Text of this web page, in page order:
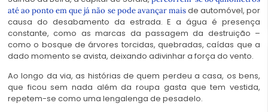
até ao ponto em que já não se pode avançar maisde automóvel, por
causa do desabamento da estrada. E a água é presença
constante, como as marcas da passagem da destruição –
como o bosque de árvores torcidas, quebradas, caídas que a
dado momento se avista, deixando adivinhar a força do vento.
Ao longo da via, as histórias de quem perdeu a casa, os bens,
que ficou sem nada além da roupa gasta que tem vestida,
repetem-se como uma lengalenga de pesadelo.